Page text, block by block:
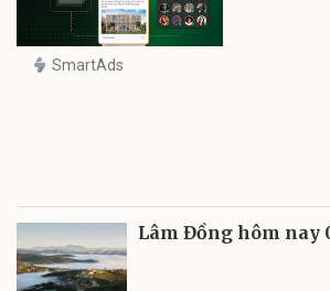
SmartAds
Lâm Đồng hôm nay